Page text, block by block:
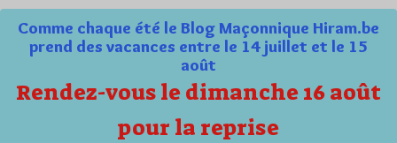
Comme chaque été le Blog Maçonnique Hiram.be
prend des vacances entre le 14 juillet et le 15
août
Rendez-vous le dimanche 16 août
pour la reprise